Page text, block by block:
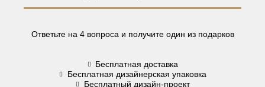
Ответьте на 4 вопроса и получите один из подарков
Бесплатная доставка
Бесплатная дизайнерская упаковка
Бесплатный дизайн-проект